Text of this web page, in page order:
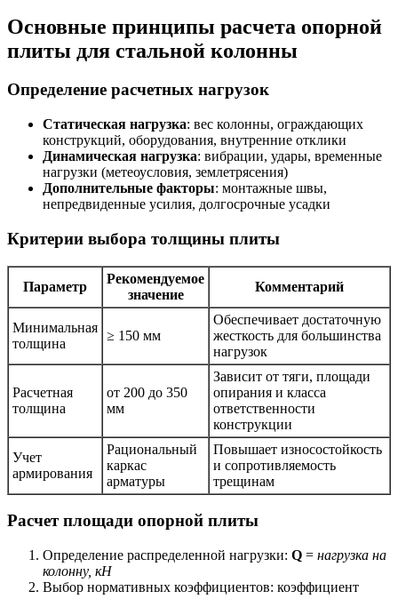
Основные принципы расчета опорной
плиты для стальной колонны
Определение расчетных нагрузок
Статическая нагрузка: вес колонны, ограждающих
конструкций, оборудования, внутренние отклики
Динамическая нагрузка: вибрации, удары, временные
нагрузки (метеоусловия, землетрясения)
Дополнительные факторы: монтажные швы,
непредвиденные усилия, долгосрочные усадки
Критерии выбора толщины плиты
Параметр
Рекомендуемое
значение
Комментарий
Минимальная
толщина
≥ 150 мм
Обеспечивает достаточную
жесткость для большинства
нагрузок
Расчетная
толщина
от 200 до 350
мм
Зависит от тяги, площади
опирания и класса
ответственности
конструкции
Учет
армирования
Рациональный
каркас
арматуры
Повышает износостойкость
и сопротивляемость
трещинам
Расчет площади опорной плиты
Определение распределенной нагрузки: Q = нагрузка на
колонну, кН
Выбор нормативных коэффициентов: коэффициент